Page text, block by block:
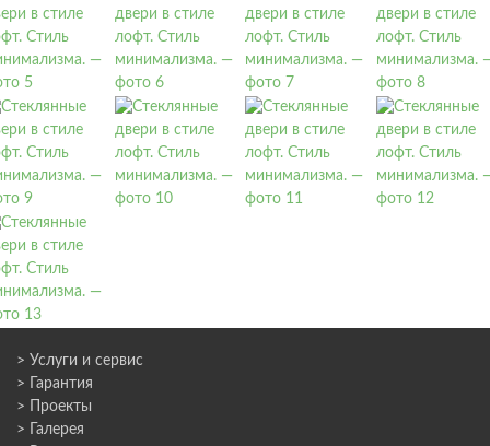
> Услуги и сервис
> Гарантия
> Проекты
> Галерея